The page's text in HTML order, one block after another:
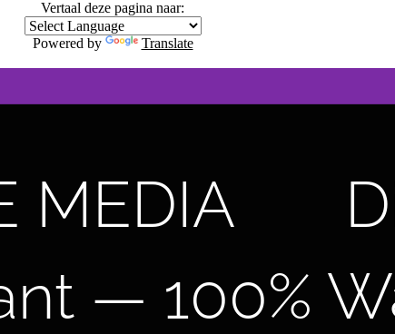
Vertaal deze pagina naar:
Powered by Translate
MEDIA 🟣
— 100%